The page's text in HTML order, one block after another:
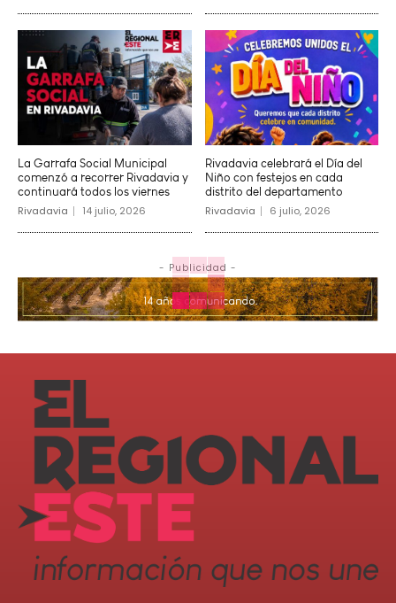
La Garrafa Social Municipal
comenzó a recorrer Rivadavia y
continuará todos los viernes
Rivadavia 14 julio, 2026
Rivadavia celebrará el Día del
Niño con festejos en cada
distrito del departamento
Rivadavia 6 julio, 2026
- Publicidad -